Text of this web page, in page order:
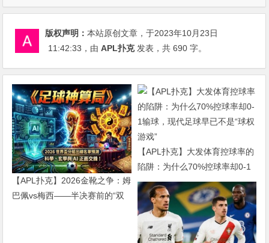
版权声明：本站原创文章，于2023年10月23日
11:42:33 ，由APL扑克发表，共 690 字。
【APL扑克】2026金靴之争：姆
巴佩vs梅西——半决赛前的“双
【APL扑克】大发体育控球率的
陷阱：为什么70%控球率却0-1
输球，现代足球早已不是“球权
游戏”